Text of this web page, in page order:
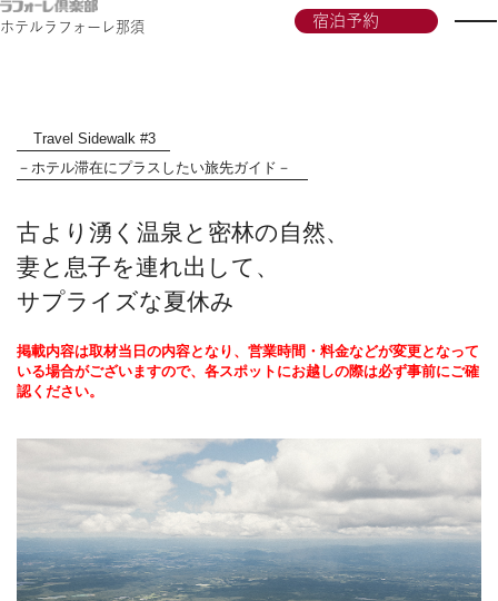
ホテルラフォーレ那須 宿泊予約
Travel Sidewalk #3
－ホテル滞在にプラスしたい旅先ガイド－
古より湧く温泉と密林の自然、
妻と息子を連れ出して、
サプライズな夏休み
掲載内容は取材当日の内容となり、営業時間・料金などが変更となって
いる場合がございますので、各スポットにお越しの際は必ず事前にご確
認ください。